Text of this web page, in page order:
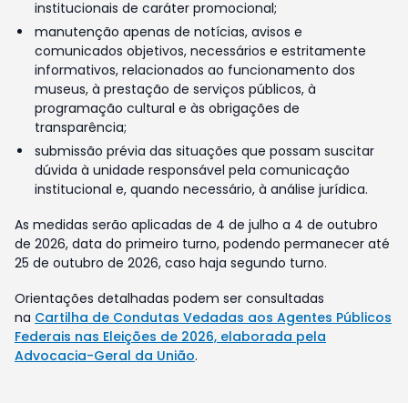
institucionais de caráter promocional;
manutenção apenas de notícias, avisos e
comunicados objetivos, necessários e estritamente
informativos, relacionados ao funcionamento dos
museus, à prestação de serviços públicos, à
programação cultural e às obrigações de
transparência;
submissão prévia das situações que possam suscitar
dúvida à unidade responsável pela comunicação
institucional e, quando necessário, à análise jurídica.
As medidas serão aplicadas de 4 de julho a 4 de outubro
de 2026, data do primeiro turno, podendo permanecer até
25 de outubro de 2026, caso haja segundo turno.
Orientações detalhadas podem ser consultadas
na Cartilha de Condutas Vedadas aos Agentes Públicos
Federais nas Eleições de 2026, elaborada pela
Advocacia-Geral da União.